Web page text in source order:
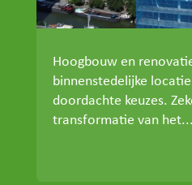
Hoogbouw en
binnenstedelijke
doordachte keuzes.
transformatie van het...